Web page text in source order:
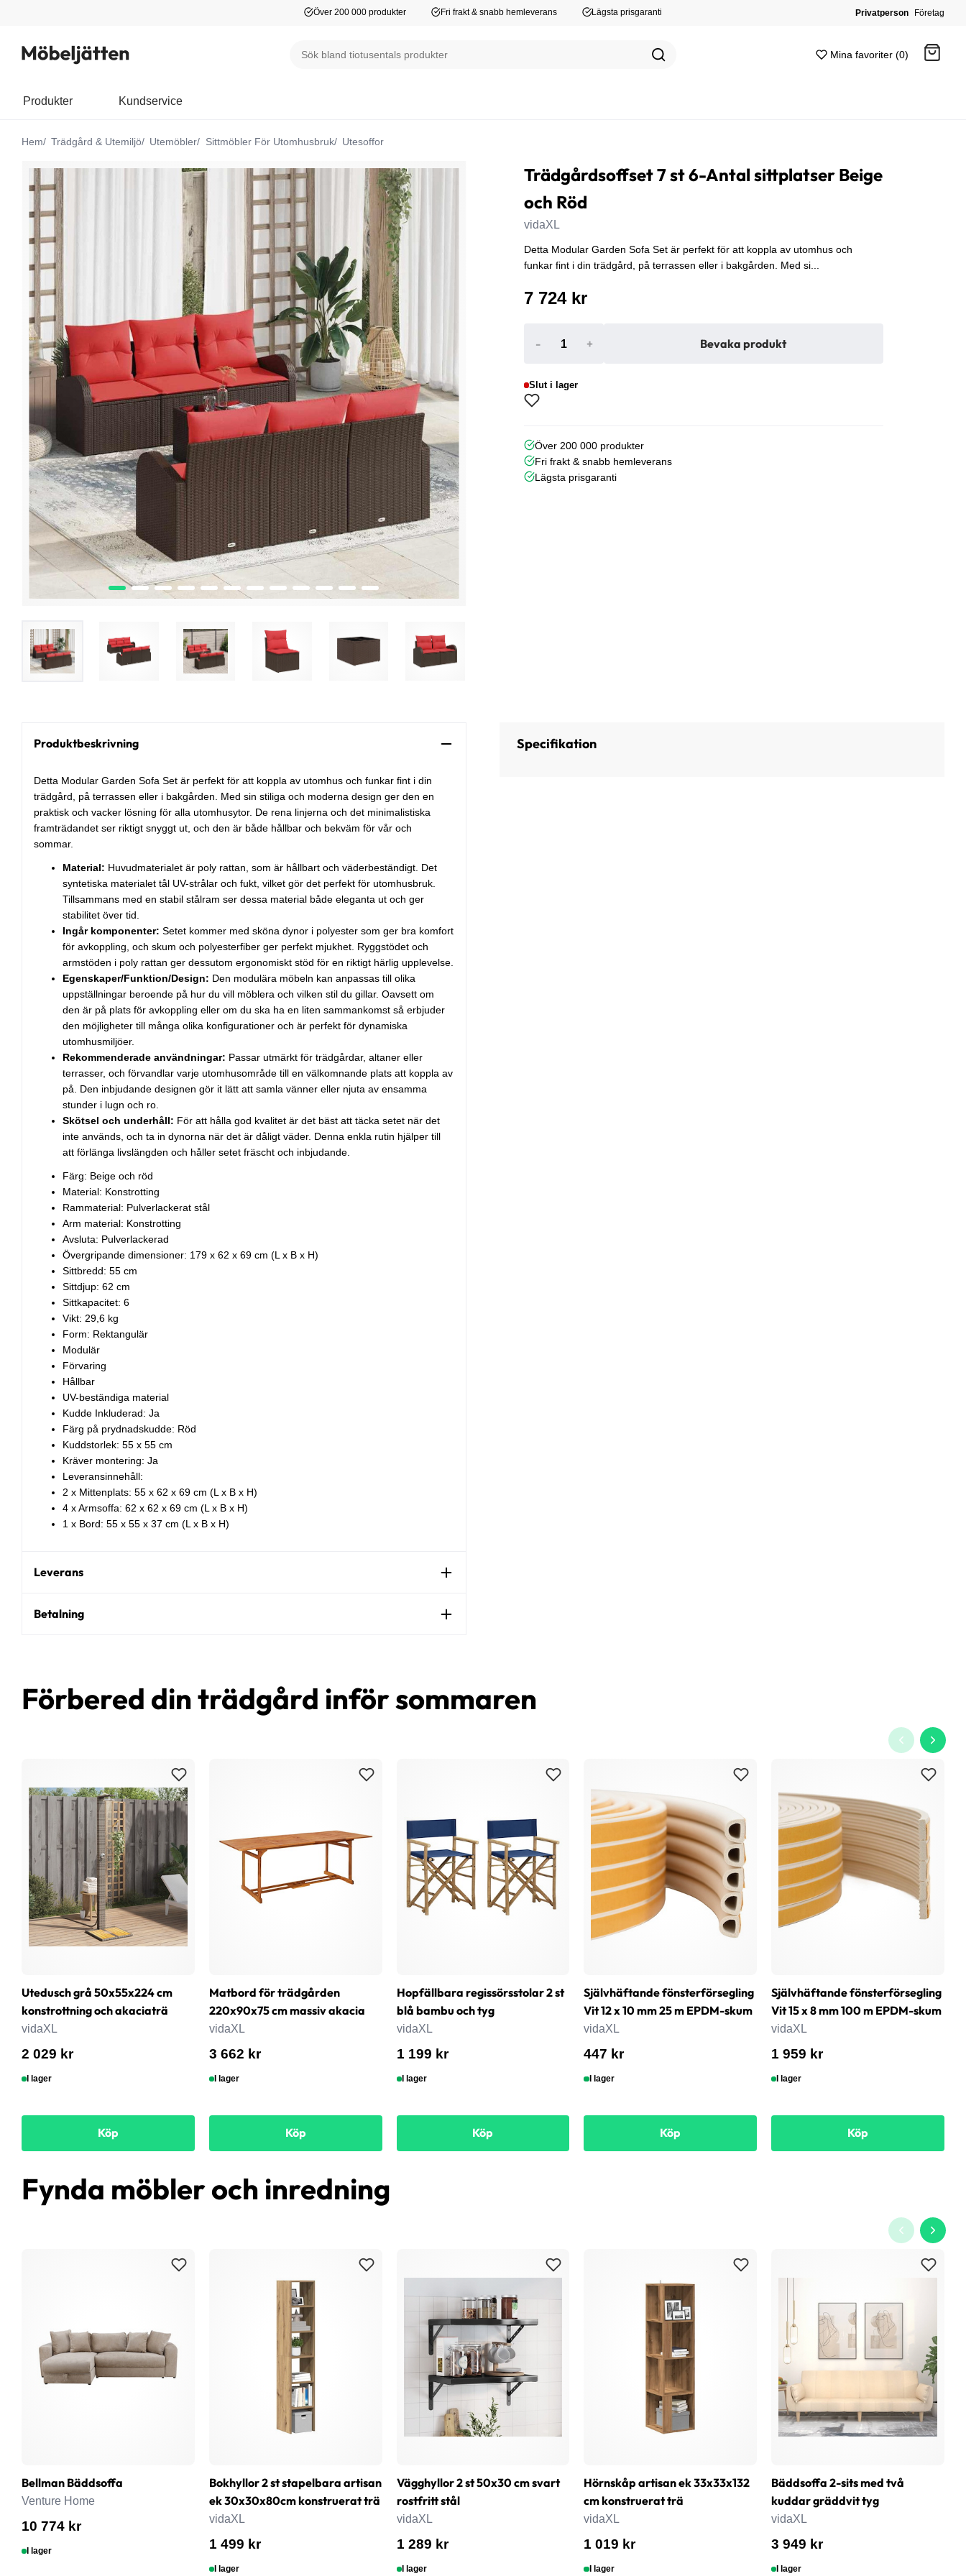
Över 200 000 produkter Fri frakt & snabb hemleverans Lägsta prisgaranti Privatperson Företag
Mina favoriter (0)
Produkter Kundservice
Hem Trädgård & Utemiljö Utemöbler Sittmöbler För Utomhusbruk Utesoffor
Trädgårdsoffset 7 st 6-Antal sittplatser Beige
och Röd
vidaXL
Detta Modular Garden Sofa Set är perfekt för att koppla av utomhus och
funkar fint i din trädgård, på terrassen eller i bakgården. Med si...
7 724 kr
- + Bevaka produkt
Slut i lager
Över 200 000 produkter
Fri frakt & snabb hemleverans
Lägsta prisgaranti
Produktbeskrivning
Detta Modular Garden Sofa Set är perfekt för att koppla av utomhus och funkar fint i din
trädgård, på terrassen eller i bakgården. Med sin stiliga och moderna design ger den en
praktisk och vacker lösning för alla utomhusytor. De rena linjerna och det minimalistiska
framträdandet ser riktigt snyggt ut, och den är både hållbar och bekväm för vår och
sommar.
Material: Huvudmaterialet är poly rattan, som är hållbart och väderbeständigt. Det
syntetiska materialet tål UV-strålar och fukt, vilket gör det perfekt för utomhusbruk.
Tillsammans med en stabil stålram ser dessa material både eleganta ut och ger
stabilitet över tid.
Ingår komponenter: Setet kommer med sköna dynor i polyester som ger bra komfort
för avkoppling, och skum och polyesterfiber ger perfekt mjukhet. Ryggstödet och
armstöden i poly rattan ger dessutom ergonomiskt stöd för en riktigt härlig upplevelse.
Egenskaper/Funktion/Design: Den modulära möbeln kan anpassas till olika
uppställningar beroende på hur du vill möblera och vilken stil du gillar. Oavsett om
den är på plats för avkoppling eller om du ska ha en liten sammankomst så erbjuder
den möjligheter till många olika konfigurationer och är perfekt för dynamiska
utomhusmiljöer.
Rekommenderade användningar: Passar utmärkt för trädgårdar, altaner eller
terrasser, och förvandlar varje utomhusområde till en välkomnande plats att koppla av
på. Den inbjudande designen gör it lätt att samla vänner eller njuta av ensamma
stunder i lugn och ro.
Skötsel och underhåll: För att hålla god kvalitet är det bäst att täcka setet när det
inte används, och ta in dynorna när det är dåligt väder. Denna enkla rutin hjälper till
att förlänga livslängden och håller setet fräscht och inbjudande.
Färg: Beige och röd
Material: Konstrotting
Rammaterial: Pulverlackerat stål
Arm material: Konstrotting
Avsluta: Pulverlackerad
Övergripande dimensioner: 179 x 62 x 69 cm (L x B x H)
Sittbredd: 55 cm
Sittdjup: 62 cm
Sittkapacitet: 6
Vikt: 29,6 kg
Form: Rektangulär
Modulär
Förvaring
Hållbar
UV-beständiga material
Kudde Inkluderad: Ja
Färg på prydnadskudde: Röd
Kuddstorlek: 55 x 55 cm
Kräver montering: Ja
Leveransinnehåll:
2 x Mittenplats: 55 x 62 x 69 cm (L x B x H)
4 x Armsoffa: 62 x 62 x 69 cm (L x B x H)
1 x Bord: 55 x 55 x 37 cm (L x B x H)
Leverans
Betalning
Specifikation
Förbered din trädgård inför sommaren
Utedusch grå 50x55x224 cm
konstrottning och akaciaträ
vidaXL
2 029 kr
I lager
Köp
Matbord för trädgården
220x90x75 cm massiv akacia
vidaXL
3 662 kr
I lager
Köp
Hopfällbara regissörsstolar 2 st
blå bambu och tyg
vidaXL
1 199 kr
I lager
Köp
Självhäftande fönsterförsegling
Vit 12 x 10 mm 25 m EPDM-skum
vidaXL
447 kr
I lager
Köp
Självhäftande fönsterförsegling
Vit 15 x 8 mm 100 m EPDM-skum
vidaXL
1 959 kr
I lager
Köp
Fynda möbler och inredning
Bellman Bäddsoffa
Venture Home
10 774 kr
I lager
Bokhyllor 2 st stapelbara artisan
ek 30x30x80cm konstruerat trä
vidaXL
1 499 kr
I lager
Vägghyllor 2 st 50x30 cm svart
rostfritt stål
vidaXL
1 289 kr
I lager
Hörnskåp artisan ek 33x33x132
cm konstruerat trä
vidaXL
1 019 kr
I lager
Bäddsoffa 2-sits med två
kuddar gräddvit tyg
vidaXL
3 949 kr
I lager